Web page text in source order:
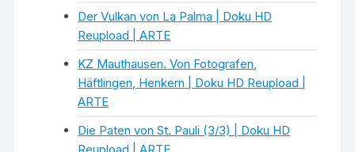
Der Vulkan von La Palma | Doku HD
Reupload | ARTE
KZ Mauthausen. Von Fotografen,
Häftlingen, Henkern | Doku HD Reupload |
ARTE
Die Paten von St. Pauli (3/3) | Doku HD